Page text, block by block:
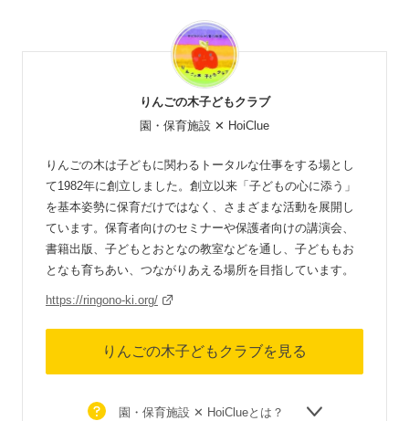
りんごの木子どもクラブ
園・保育施設 ✕ HoiClue
りんごの木は子どもに関わるトータルな仕事をする場とし
て1982年に創立しました。創立以来「子どもの心に添う」
を基本姿勢に保育だけではなく、さまざまな活動を展開し
ています。保育者向けのセミナーや保護者向けの講演会、
書籍出版、子どもとおとなの教室などを通し、子どももお
となも育ちあい、つながりあえる場所を目指しています。
https://ringono-ki.org/
りんごの木子どもクラブを見る
園・保育施設 ✕ HoiClueとは？